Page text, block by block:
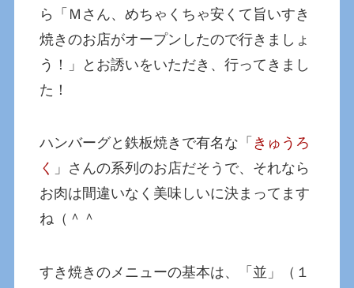
ら「Ｍさん、めちゃくちゃ安くて旨いすき
焼きのお店がオープンしたので行きましょ
う！」とお誘いをいただき、行ってきまし
た！
ハンバーグと鉄板焼きで有名な「 きゅうろ
く 」さんの系列のお店だそうで、それなら
お肉は間違いなく美味しいに決まってます
ね（＾＾
すき焼きのメニューの基本は、「並」（１